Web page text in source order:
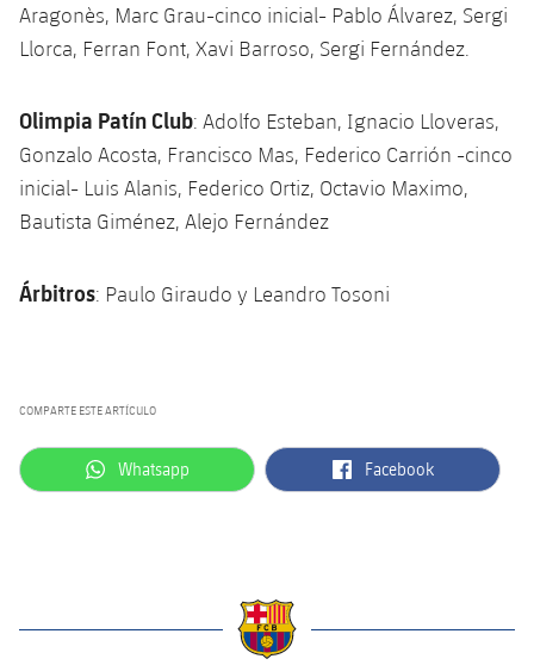
Aragonès, Marc Grau-cinco inicial- Pablo Álvarez, Sergi
Llorca, Ferran Font, Xavi Barroso, Sergi Fernández.
Olimpia Patín Club: Adolfo Esteban, Ignacio Lloveras,
Gonzalo Acosta, Francisco Mas, Federico Carrión -cinco
inicial- Luis Alanis, Federico Ortiz, Octavio Maximo,
Bautista Giménez, Alejo Fernández
Árbitros: Paulo Giraudo y Leandro Tosoni
COMPARTE ESTE ARTÍCULO
label.aria.whatsapp
Whatsapp label.aria.facebook
Facebook